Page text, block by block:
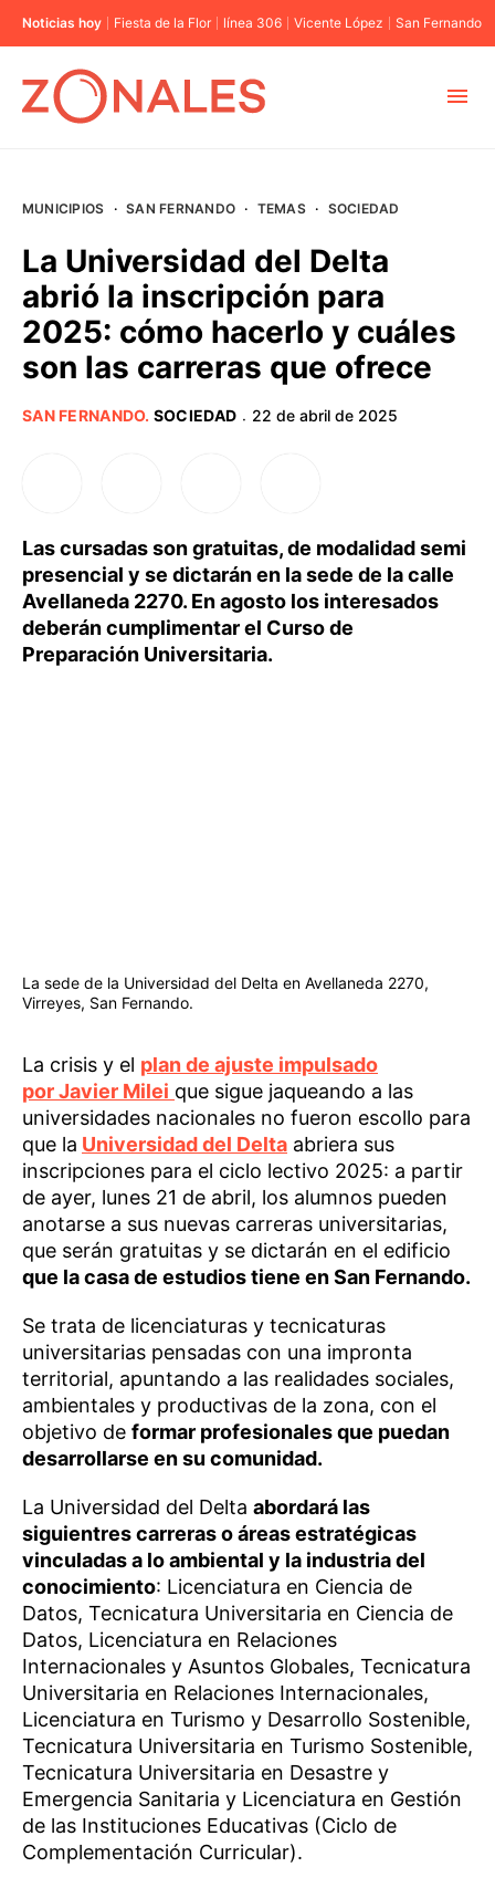
Noticias hoy Fiesta de la Flor línea 306 Vicente López San Fernando
BUENOS AIRES
PROVINCIAS
MUNICIPIOS · SAN FERNANDO · TEMAS · SOCIEDAD
La Universidad del Delta
abrió la inscripción para
2025: cómo hacerlo y cuáles
son las carreras que ofrece
SAN FERNANDO. SOCIEDAD · 22 de abril de 2025
Las cursadas son gratuitas, de modalidad semi
presencial y se dictarán en la sede de la calle
Avellaneda 2270. En agosto los interesados
deberán cumplimentar el Curso de
Preparación Universitaria.
La sede de la Universidad del Delta en Avellaneda 2270,
Virreyes, San Fernando.
La crisis y el plan de ajuste impulsado
por Javier Milei que sigue jaqueando a las
universidades nacionales no fueron escollo para
que la Universidad del Delta abriera sus
inscripciones para el ciclo lectivo 2025: a partir
de ayer, lunes 21 de abril, los alumnos pueden
anotarse a sus nuevas carreras universitarias,
que serán gratuitas y se dictarán en el edificio
que la casa de estudios tiene en San Fernando.
Se trata de licenciaturas y tecnicaturas
universitarias pensadas con una impronta
territorial, apuntando a las realidades sociales,
ambientales y productivas de la zona, con el
objetivo de formar profesionales que puedan
desarrollarse en su comunidad.
La Universidad del Delta abordará las
siguientres carreras o áreas estratégicas
vinculadas a lo ambiental y la industria del
conocimiento: Licenciatura en Ciencia de
Datos, Tecnicatura Universitaria en Ciencia de
Datos, Licenciatura en Relaciones
Internacionales y Asuntos Globales, Tecnicatura
Universitaria en Relaciones Internacionales,
Licenciatura en Turismo y Desarrollo Sostenible,
Tecnicatura Universitaria en Turismo Sostenible,
Tecnicatura Universitaria en Desastre y
Emergencia Sanitaria y Licenciatura en Gestión
de las Instituciones Educativas (Ciclo de
Complementación Curricular).